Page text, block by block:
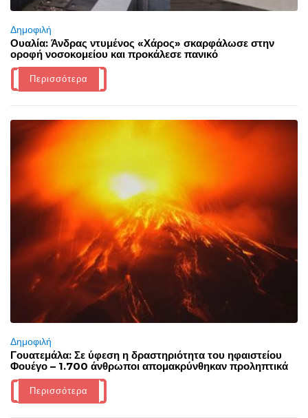
Δημοφιλή
Ουαλία: Άνδρας ντυμένος «Χάρος» σκαρφάλωσε στην
οροφή νοσοκομείου και προκάλεσε πανικό
Περισσότερα
Δημοφιλή
Γουατεμάλα: Σε ύφεση η δραστηριότητα του ηφαιστείου
Φουέγο – 1.700 άνθρωποι απομακρύνθηκαν προληπτικά
Περισσότερα